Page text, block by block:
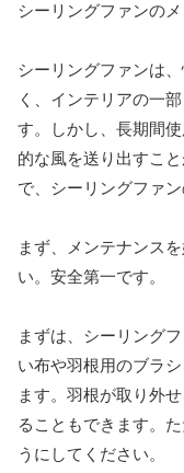
シーリングファンの
シーリングファンは
く、インテリアの一
す。しかし、長期間
的な風を送り出すこ
で、シーリングファ
まず、メンテナンス
い。安全第一です。
まずは、シーリング
い布や羽根用のブラ
ます。羽根が取り外
ることもできます。
うにしてください。